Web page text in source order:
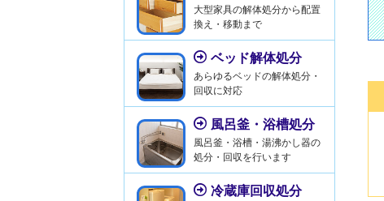
大型家具の解体処分から配置
換え・移動まで
ベッド解体処分
あらゆるベッドの解体処分・
回収に対応
風呂釜・浴槽処分
風呂釜・浴槽・湯沸かし器の
処分・回収を行います
冷蔵庫回収処分